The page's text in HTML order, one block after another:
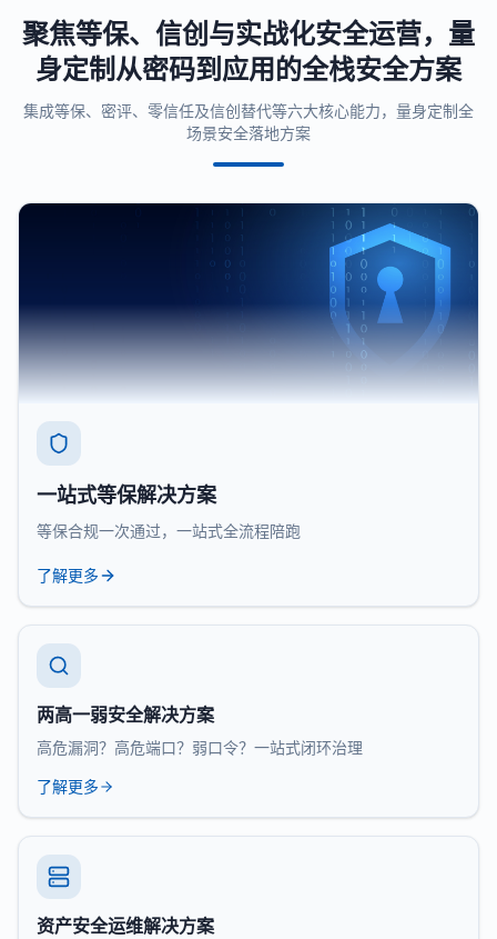
聚焦等保、信创与实战化安全运营，量
身定制从密码到应用的全栈安全方案
集成等保、密评、零信任及信创替代等六大核心能力，量身定制全
场景安全落地方案
一站式等保解决方案
等保合规一次通过，一站式全流程陪跑
了解更多
两高一弱安全解决方案
高危漏洞？高危端口？弱口令？一站式闭环治理
了解更多
资产安全运维解决方案